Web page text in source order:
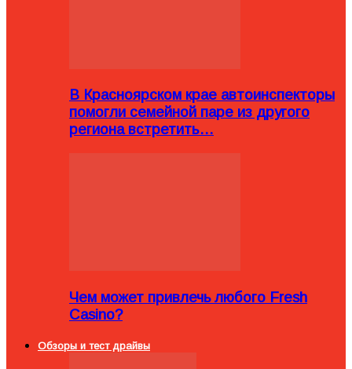
В Красноярском крае автоинспекторы
помогли семейной паре из другого
региона встретить…
Чем может привлечь любого Fresh
Casino?
Обзоры и тест драйвы